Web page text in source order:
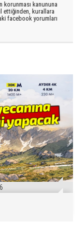
korunması kanununa
ettiğinden, kurallara
facebook yorumları